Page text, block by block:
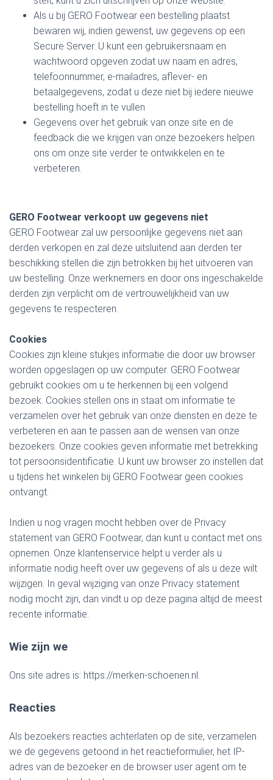
Als u bij GERO Footwear een bestelling plaatst
bewaren wij, indien gewenst, uw gegevens op een
Secure Server. U kunt een gebruikersnaam en
wachtwoord opgeven zodat uw naam en adres,
telefoonnummer, e-mailadres, aflever- en
betaalgegevens, zodat u deze niet bij iedere nieuwe
bestelling hoeft in te vullen
Gegevens over het gebruik van onze site en de
feedback die we krijgen van onze bezoekers helpen
ons om onze site verder te ontwikkelen en te
verbeteren.
GERO Footwear verkoopt uw gegevens niet
GERO Footwear zal uw persoonlijke gegevens niet aan
derden verkopen en zal deze uitsluitend aan derden ter
beschikking stellen die zijn betrokken bij het uitvoeren van
uw bestelling. Onze werknemers en door ons ingeschakelde
derden zijn verplicht om de vertrouwelijkheid van uw
gegevens te respecteren.
Cookies
Cookies zijn kleine stukjes informatie die door uw browser
worden opgeslagen op uw computer. GERO Footwear
gebruikt cookies om u te herkennen bij een volgend
bezoek. Cookies stellen ons in staat om informatie te
verzamelen over het gebruik van onze diensten en deze te
verbeteren en aan te passen aan de wensen van onze
bezoekers. Onze cookies geven informatie met betrekking
tot persoonsidentificatie. U kunt uw browser zo instellen dat
u tijdens het winkelen bij GERO Footwear geen cookies
ontvangt.
Indien u nog vragen mocht hebben over de Privacy
statement van GERO Footwear, dan kunt u contact met ons
opnemen. Onze klantenservice helpt u verder als u
informatie nodig heeft over uw gegevens of als u deze wilt
wijzigen. In geval wijziging van onze Privacy statement
nodig mocht zijn, dan vindt u op deze pagina altijd de meest
recente informatie.
Wie zijn we
Ons site adres is: https://merken-schoenen.nl.
Reacties
Als bezoekers reacties achterlaten op de site, verzamelen
we de gegevens getoond in het reactieformulier, het IP-
adres van de bezoeker en de browser user agent om te